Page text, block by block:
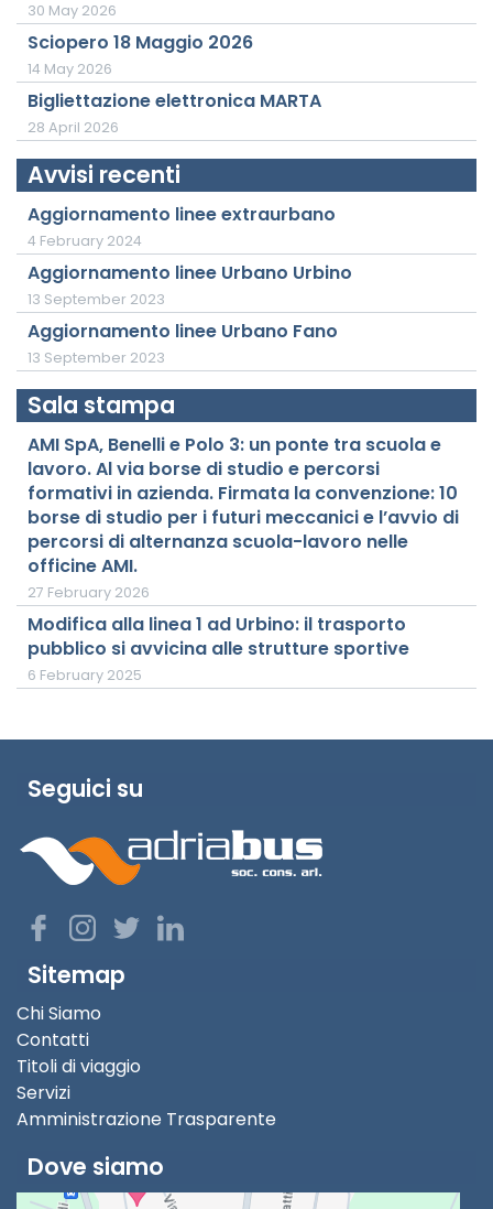
30 May 2026
Sciopero 18 Maggio 2026
14 May 2026
Bigliettazione elettronica MARTA
28 April 2026
Avvisi recenti
Aggiornamento linee extraurbano
4 February 2024
Aggiornamento linee Urbano Urbino
13 September 2023
Aggiornamento linee Urbano Fano
13 September 2023
Sala stampa
AMI SpA, Benelli e Polo 3: un ponte tra scuola e
lavoro. Al via borse di studio e percorsi
formativi in azienda. Firmata la convenzione: 10
borse di studio per i futuri meccanici e l’avvio di
percorsi di alternanza scuola-lavoro nelle
officine AMI.
27 February 2026
Modifica alla linea 1 ad Urbino: il trasporto
pubblico si avvicina alle strutture sportive
6 February 2025
Seguici su
Sitemap
Chi Siamo
Contatti
Titoli di viaggio
Servizi
Amministrazione Trasparente
Dove siamo